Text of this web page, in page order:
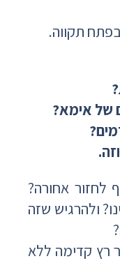
תקווה.
של אימא?
לחזור אחורה?
ולהרגיש שזה
רץ קדימה ללא